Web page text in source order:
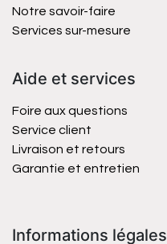
Notre savoir-faire
Services sur-mesure
Aide et services
Foire aux questions
Service client
Livraison et retours
Garantie et entretien
Informations légales